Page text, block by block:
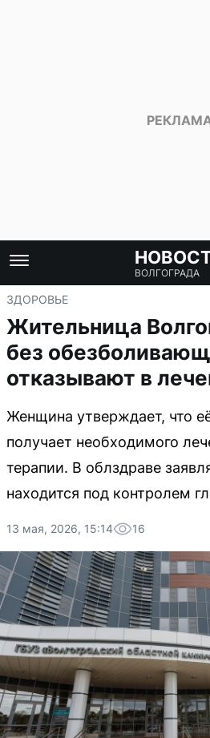
ВОЛГОГРАДА
ЗДОРОВЬЕ
Жительница
без
отказывают в
Женщина утверждает, что
получает необходимого
терапии. В облздраве
находится под контролем
13 мая, 2026, 15:14 16